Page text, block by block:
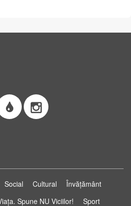
Social Cultural
Învățământ
Spune NU Viciilor! Sport